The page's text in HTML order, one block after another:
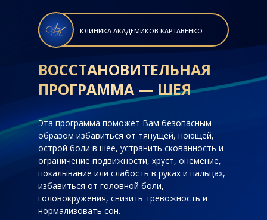
ВОССТАНОВИТЕЛЬНАЯ
ПРОГРАММА — ШЕЯ
КЛИНИКА АКАДЕМИКОВ КАРТАВЕНКО
Эта программа поможет Вам безопасным
образом избавиться от тянущей, ноющей,
острой боли в шее, устранить скованность и
ограничение подвижности, хруст, онемение,
покалывание или слабость в руках и пальцах,
избавиться от головной боли,
головокружения, снизить тревожность и
нормализовать сон.